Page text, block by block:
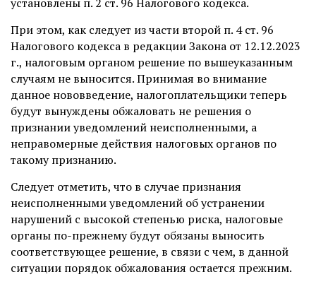
При этом, как следует из части второй п. 4 ст. 96
Налогового кодекса в редакции Закона от 12.12.2023
г., налоговым органом решение по вышеуказанным
случаям не выносится. Принимая во внимание
данное нововведение, налогоплательщики теперь
будут вынуждены обжаловать не решения о
признании уведомлений неисполненными, а
неправомерные действия налоговых органов по
такому признанию.
Следует отметить, что в случае признания
неисполненными уведомлений об устранении
нарушений с высокой степенью риска, налоговые
органы по-прежнему будут обязаны выносить
соответствующее решение, в связи с чем, в данной
ситуации порядок обжалования остается прежним.